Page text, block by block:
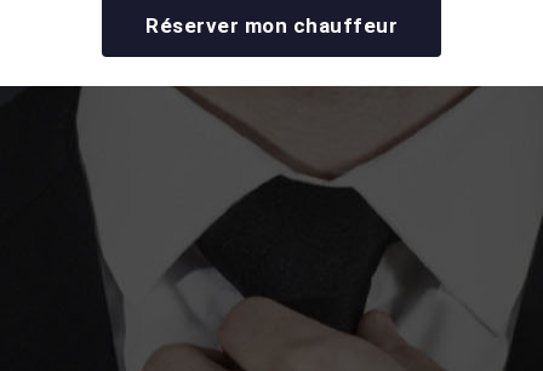
Réserver mon chauffeur